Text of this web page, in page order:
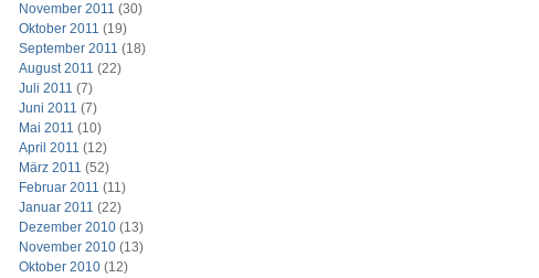
November 2011 (30)
Oktober 2011 (19)
September 2011 (18)
August 2011 (22)
Juli 2011 (7)
Juni 2011 (7)
Mai 2011 (10)
April 2011 (12)
März 2011 (52)
Februar 2011 (11)
Januar 2011 (22)
Dezember 2010(13)
November 2010(13)
Oktober 2010(12)